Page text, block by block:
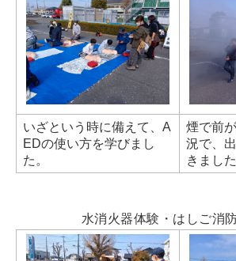
いざという時に備えて、A
EDの使い方を学びまし
た。
煙で前
況で、
きました
水消火器体験・はしご消